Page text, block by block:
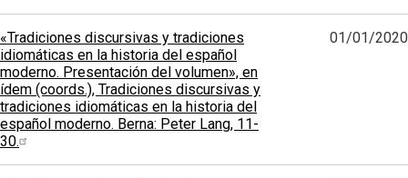
«Tradiciones discursivas y tradiciones
idiomáticas en la historia del español
moderno. Presentación del volumen», en
ídem (coords.), Tradiciones discursivas y
tradiciones idiomáticas en la historia del
español moderno. Berna: Peter Lang, 11-
30.
01/01/2020